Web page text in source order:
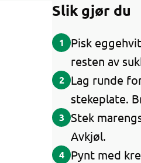
Slik gjør du
1
Pisk
resten av
2 Lag runde
stekeplate.
3 Stek
Avkjøl.
4 Pynt med